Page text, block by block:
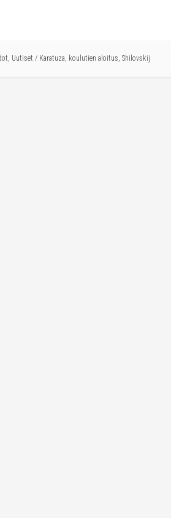
, Uutiset / Karatuza, koulutien aloitus, Shilovskij